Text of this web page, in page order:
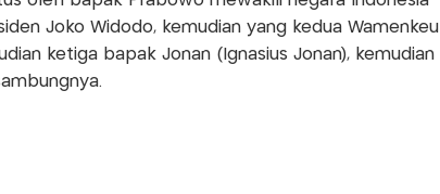
Joko Widodo, kemudian yang kedua Wamenkeu
ketiga bapak Jonan (Ignasius Jonan), kemudian